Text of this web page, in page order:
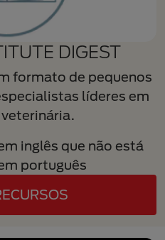
DIGEST
formato de pequenos
líderes em
inglês que não está
português